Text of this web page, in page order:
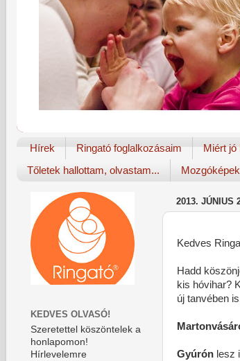
Hírek Ringató foglalkozásaim Miért jó
Tőletek hallottam, olvastam...
Mozgóképek
2013. JÚNIUS
Kedves
Hadd
kis hóvihar?
új tanvében
Gyúrón lesz
KEDVES OLVASÓ!
Szeretettel köszöntelek a
honlapomon!
Hírlevelemre